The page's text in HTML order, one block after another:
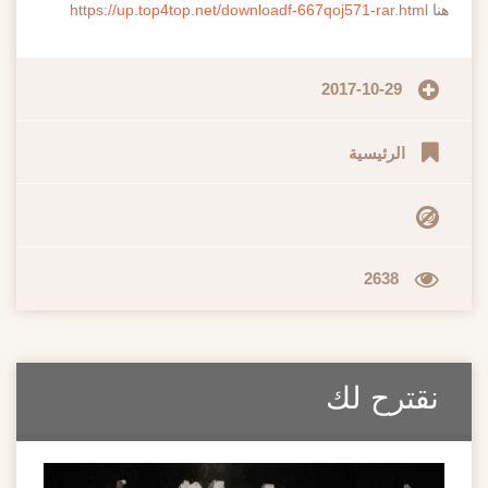
https://up.top4top.net/downloadf-667qoj571-rar.html
2017-10-29
الرئيسية
2638
نقترح لك